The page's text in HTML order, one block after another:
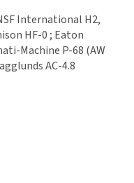
International H2,
HF-0 ; Eaton
Machine P-68 (AW
AC-4.8